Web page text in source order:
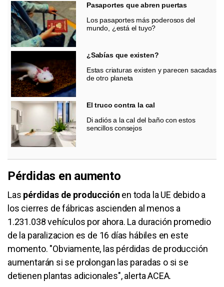
Pasaportes que abren puertas
Los pasaportes más poderosos del
mundo, ¿está el tuyo?
¿Sabías que existen?
Estas criaturas existen y parecen sacadas
de otro planeta
El truco contra la cal
Di adiós a la cal del baño con estos
sencillos consejos
Pérdidas en aumento
Las pérdidas de producción en toda la UE debido a
los cierres de fábricas ascienden al menos a
1.231.038 vehículos por ahora. La duración promedio
de la paralizacion es de 16 días hábiles en este
momento. "Obviamente, las pérdidas de producción
aumentarán si se prolongan las paradas o si se
detienen plantas adicionales", alerta ACEA.